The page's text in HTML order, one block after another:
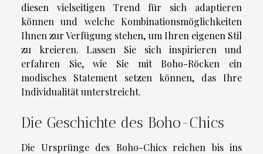
diesen vielseitigen Trend für sich adaptieren
können und welche Kombinationsmöglichkeiten
Ihnen zur Verfügung stehen, um Ihren eigenen Stil
zu kreieren. Lassen Sie sich inspirieren und
erfahren Sie, wie Sie mit Boho-Röcken ein
modisches Statement setzen können, das Ihre
Individualität unterstreicht.
Die Geschichte des Boho-Chics
Die Ursprünge des Boho-Chics reichen bis ins